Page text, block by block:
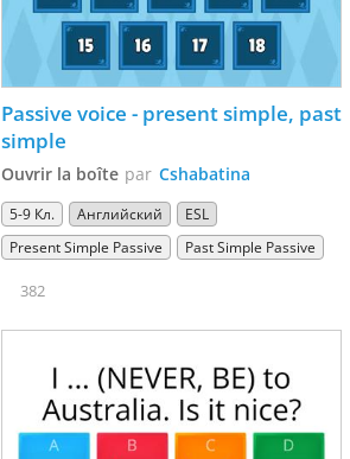
Passive voice - present simple, past
simple
Ouvrir la boîte par Cshabatina
5-9 Кл. Английский
ESL
Present Simple Passive
Past Simple Passive
382